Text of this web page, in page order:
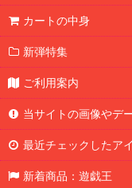
カートの中身
新弾特集
ご利用案内
当サイトの画像やデ
最近チェックしたア
新着商品：遊戯王